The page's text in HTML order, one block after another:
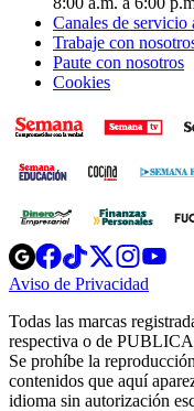
Canales de servicio
Trabaje con
Paute con nosotros
Cookies
Opens
in
new
Opens
in
new
Opens
in
new
window
Opens
new
window
Aviso de Privacidad
new
Todas las marcas
respectiva o de
Se prohíbe la
contenidos que aquí
idioma sin autorización